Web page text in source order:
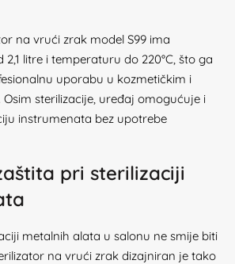
na vrući zrak model S99 ima
litre i temperaturu do 220°C, što ga
uporabu u kozmetičkim i
sterilizacije, uređaj omogućuje i
instrumenata bez upotrebe
pri sterilizaciji
metalnih alata u salonu ne smije biti
na vrući zrak dizajniran je tako